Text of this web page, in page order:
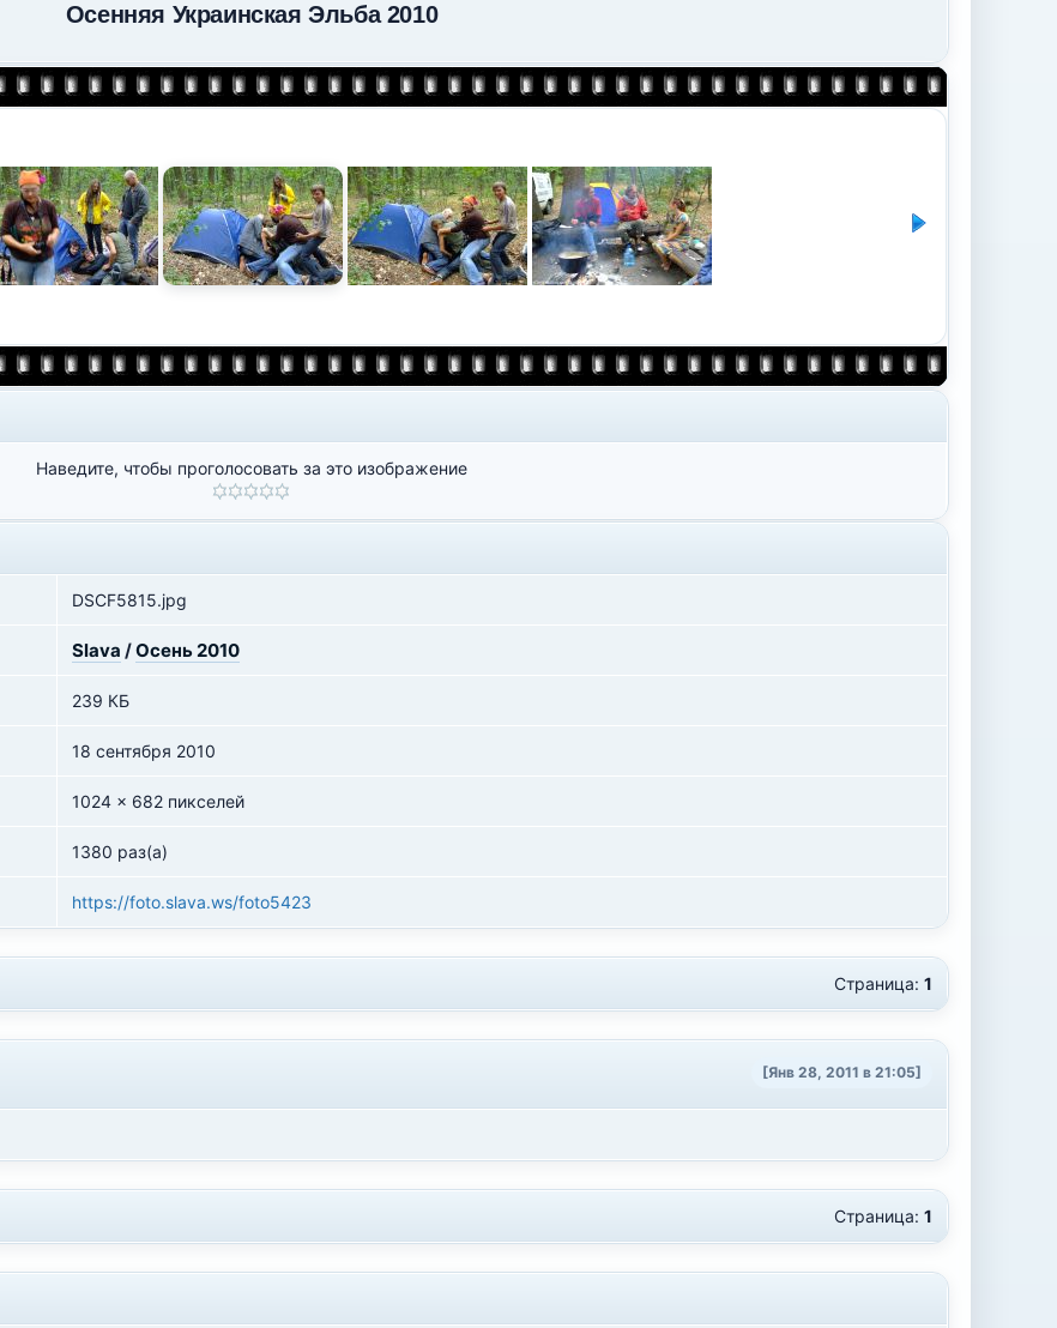
Осенняя Украинская Эльба 2010
Наведите, чтобы проголосовать за это изображение
DSCF5815.jpg
Slava /Осень 2010
239 КБ
18 сентября 2010
1024 x 682 пикселей
1380 раз(а)
https://foto.slava.ws/foto5423
Страница: 1
[Янв 28, 2011 в 21:05]
Страница: 1